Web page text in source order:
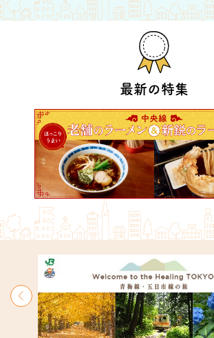
最新の特集